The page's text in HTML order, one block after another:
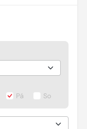
Pá So